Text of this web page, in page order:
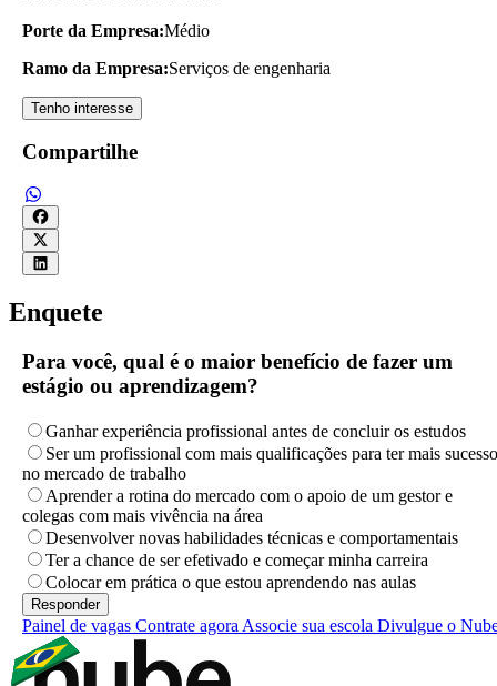
Porte da Empresa:Médio
Ramo da Empresa:Serviços de engenharia
Tenho interesse
Compartilhe
Enquete
Para você, qual é o maior benefício de fazer um
estágio ou aprendizagem?
Ganhar experiência profissional antes de concluir os estudos
Ser um profissional com mais qualificações para ter mais sucesso
no mercado de trabalho
Aprender a rotina do mercado com o apoio de um gestor e
colegas com mais vivência na área
Desenvolver novas habilidades técnicas e comportamentais
Ter a chance de ser efetivado e começar minha carreira
Colocar em prática o que estou aprendendo nas aulas
Painel de vagas Contrate agora Associe sua escola Divulgue o